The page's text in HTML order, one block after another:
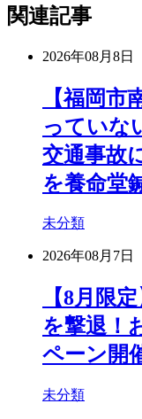
関連記事
2026年08月8日
【福岡
っていな
交通事故
を養命堂
未分類
2026年08月7日
【8月限
を撃退！
ペーン開
未分類